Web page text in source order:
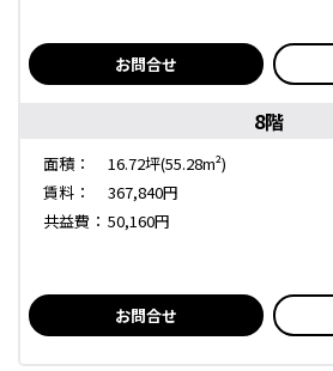
お問合せ
8階
面積：
16.72坪(55.28m²)
賃料：
367,840円
共益費： 50,160円
お問合せ